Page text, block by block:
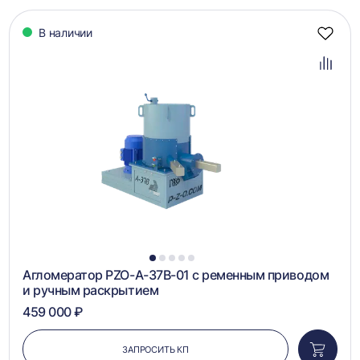
В наличии
1 2 3 4 5
Агломератор PZO-А-37B-01 с ременным приводом
и ручным раскрытием
459 000 ₽
ЗАПРОСИТЬ КП